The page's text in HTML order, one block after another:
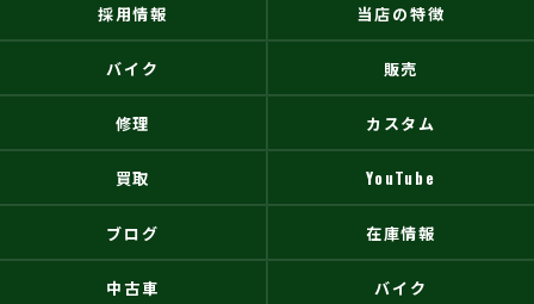
採用情報 当店の特徴
バイク 販売
修理 カスタム
買取 YouTube
ブログ 在庫情報
中古車 バイク